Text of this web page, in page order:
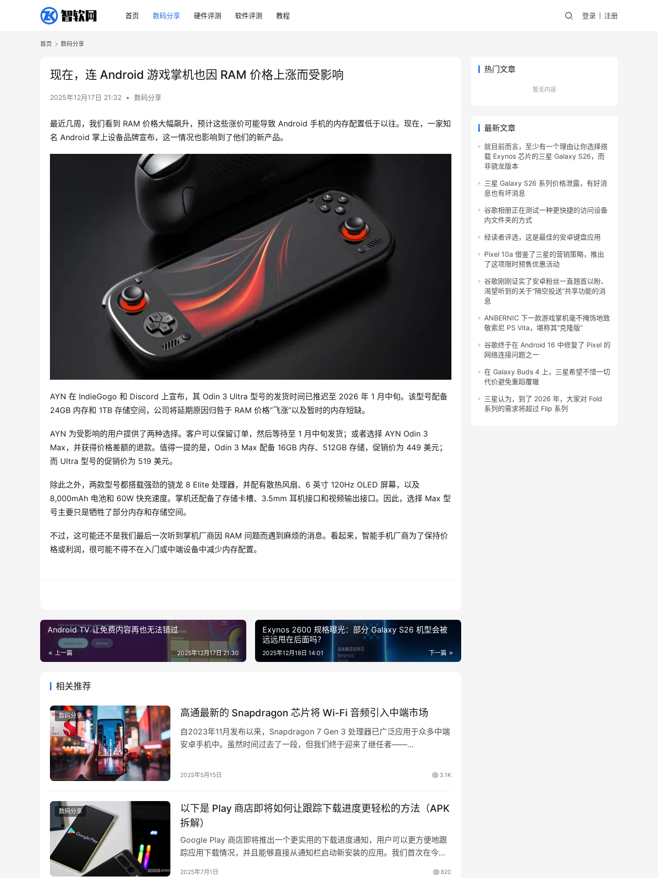
首页 数码分享 硬件评测 软件评测 教程 登录 注册
首页 数码分享
现在，连 Android 游戏掌机也因 RAM 价格上涨而受影响
2025年12月17日 21:32 • 数码分享
最近几周，我们看到 RAM 价格大幅飙升，预计这些涨价可能导致 Android 手机的内存配置低于以往。现在，一家知
名 Android 掌上设备品牌宣布，这一情况也影响到了他们的新产品。
AYN 在 IndieGogo 和 Discord 上宣布，其 Odin 3 Ultra 型号的发货时间已推迟至 2026 年 1 月中旬。该型号配备
24GB 内存和 1TB 存储空间，公司将延期原因归咎于 RAM 价格“飞涨”以及暂时的内存短缺。
AYN 为受影响的用户提供了两种选择。客户可以保留订单，然后等待至 1 月中旬发货；或者选择 AYN Odin 3
Max，并获得价格差额的退款。值得一提的是，Odin 3 Max 配备 16GB 内存、512GB 存储，促销价为 449 美元；
而 Ultra 型号的促销价为 519 美元。
除此之外，两款型号都搭载强劲的骁龙 8 Elite 处理器，并配有散热风扇、6 英寸 120Hz OLED 屏幕，以及
8,000mAh 电池和 60W 快充速度。掌机还配备了存储卡槽、3.5mm 耳机接口和视频输出接口。因此，选择 Max 型
号主要只是牺牲了部分内存和存储空间。
不过，这可能还不是我们最后一次听到掌机厂商因 RAM 问题而遇到麻烦的消息。看起来，智能手机厂商为了保持价
格或利润，很可能不得不在入门或中端设备中减少内存配置。
Android TV 让免费内容再也无法错过
上一篇 2025年12月17日 21:30
Exynos 2600 规格曝光：部分 Galaxy S26 机型会被
远远甩在后面吗？
下一篇
2025年12月18日 14:01
相关推荐
数码分享 高通最新的 Snapdragon 芯片将 Wi-Fi 音频引入中端市场
自2023年11月发布以来，Snapdragon 7 Gen 3 处理器已广泛应用于众多中端
安卓手机中。虽然时间过去了一段，但我们终于迎来了继任者——
Gen 4，它在多个方面带来了改进。不过，更值得关注的是，这款中端处理器
2025年5月15日 3.1K
数码分享
以下是 Play 商店即将如何让跟踪下载进度更轻松的方法（APK
拆解）
Google Play 商店即将推出一个更实用的下载进度通知，用户可以更方便地跟
踪应用下载情况，并且能够直接从通知栏启动新安装的应用。我们首次在今年
2025年7月1日 820
热门文章
暂无内容
最新文章
就目前而言，至少有一个理由让你选择搭
载 Exynos 芯片的三星 Galaxy S26，而
非骁龙版本
三星 Galaxy S26 系列价格泄露，有好消
息也有坏消息
谷歌相册正在测试一种更快捷的访问设备
内文件夹的方式
经读者评选，这是最佳的安卓键盘应用
Pixel 10a 借鉴了三星的营销策略，推出
了这项限时预售优惠活动
谷歌刚刚证实了安卓粉丝一直翘首以盼、
渴望听到的关于“隔空投送”共享功能的消
息
ANBERNIC 下一款游戏掌机毫不掩饰地致
敬索尼 PS Vita，堪称其“克隆版”
谷歌终于在 Android 16 中修复了 Pixel 的
网络连接问题之一
在 Galaxy Buds 4 上，三星希望不惜一切
代价避免重蹈覆辙
三星认为，到了 2026 年，大家对 Fold
系列的需求将超过 Flip 系列